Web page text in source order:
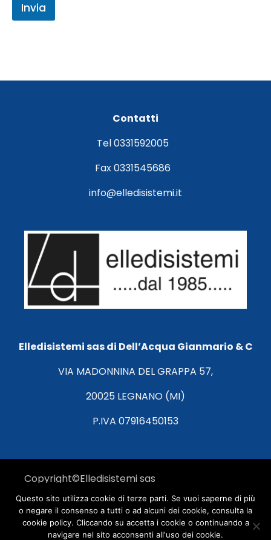
Invia
Elledisistemi sas di Dell’Acqua Gianmario & C
VIA MADONNINA DEL GRAPPA 57,
20025 LEGNANO (MI)
P.IVA 07916450153
Contatti
Tel 0331592005
Fax 0331545686
info@elledisistemi.it
Copyright©Elledisistemi sas
Designed byIRBox
Privacy Policy
Questo sito utilizza cookie di terze parti. Se vuoi saperne di più
o negare il consenso a tutti o ad alcuni dei cookie, consulta la
cookie policy. Cliccando su accetta i cookie o continuando a
navigare nel sito acconsenti all'uso dei cookie.